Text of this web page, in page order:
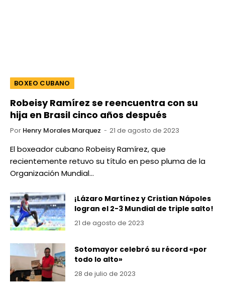
BOXEO CUBANO
Robeisy Ramírez se reencuentra con su
hija en Brasil cinco años después
Por Henry Morales Marquez 21 de agosto de 2023
El boxeador cubano Robeisy Ramírez, que
recientemente retuvo su título en peso pluma de la
Organización Mundial…
¡Lázaro Martínez y Cristian Nápoles
logran el 2-3 Mundial de triple salto!
21 de agosto de 2023
Sotomayor celebró su récord «por
todo lo alto»
28 de julio de 2023